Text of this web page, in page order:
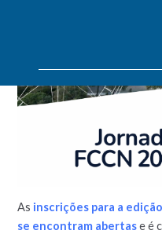
As inscrições para a
se encontram abertase é